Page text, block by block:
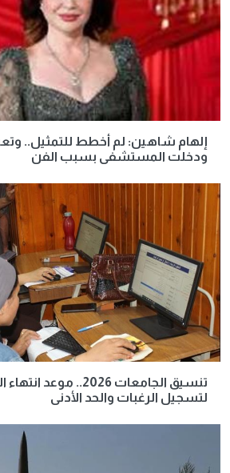
إلهام شاهين: لم أخطط للتمثيل..
ودخلت المستشفى بسبب الفن
تنسيق الجامعات 2026..
لتسجيل الرغبات والحد الأدنى